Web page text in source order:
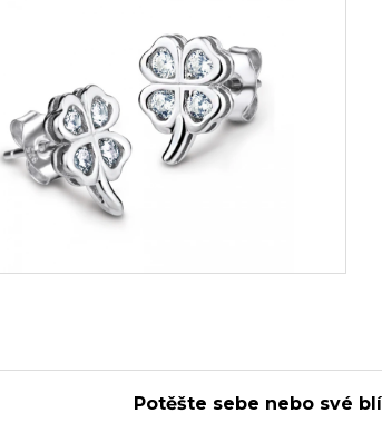
Potěšte sebe nebo své